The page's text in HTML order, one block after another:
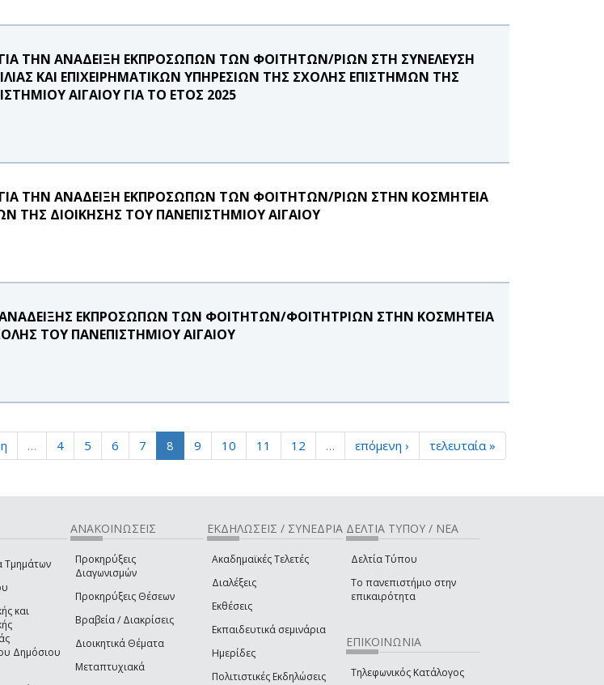
ΤΗΝ ΑΝΑΔΕΙΞΗ ΕΚΠΡΟΣΩΠΩΝ ΤΩΝ ΦΟΙΤΗΤΩΝ/ΡΙΩΝ ΣΤΗ ΣΥΝΕΛΕΥΣΗ
ΚΑΙ ΕΠΙΧΕΙΡΗΜΑΤΙΚΩΝ ΥΠΗΡΕΣΙΩΝ ΤΗΣ ΣΧΟΛΗΣ ΕΠΙΣΤΗΜΩΝ ΤΗΣ
ΑΙΓΑΙΟΥ ΓΙΑ ΤΟ ΕΤΟΣ 2025
ΤΗΝ ΑΝΑΔΕΙΞΗ ΕΚΠΡΟΣΩΠΩΝ ΤΩΝ ΦΟΙΤΗΤΩΝ/ΡΙΩΝ ΣΤΗΝ ΚΟΣΜΗΤΕΙΑ
ΤΗΣ ΔΙΟΙΚΗΣΗΣ ΤΟΥ ΠΑΝΕΠΙΣΤΗΜΙΟΥ ΑΙΓΑΙΟΥ
ΕΚΠΡΟΣΩΠΩΝ ΤΩΝ ΦΟΙΤΗΤΩΝ/ΦΟΙΤΗΤΡΙΩΝ ΣΤΗΝ ΚΟΣΜΗΤΕΙΑ
ΤΟΥ ΠΑΝΕΠΙΣΤΗΜΙΟΥ ΑΙΓΑΙΟΥ
… 4 5 6 7 8 9 10 11 12 … επόμενη › τελευταία »
Τμημάτων
και
Δημόσιου
ΑΝΑΚΟΙΝΩΣΕΙΣ
Προκηρύξεις
Διαγωνισμών
Προκηρύξεις Θέσεων
Βραβεία / Διακρίσεις
Διοικητικά Θέματα
Μεταπτυχιακά
ΕΚΔΗΛΩΣΕΙΣ / ΣΥΝΕΔΡΙΑ
Ακαδημαϊκές Τελετές
Διαλέξεις
Εκθέσεις
Εκπαιδευτικά σεμινάρια
Ημερίδες
Πολιτιστικές Εκδηλώσεις
ΔΕΛΤΙΑ ΤΥΠΟΥ / ΝΕΑ
Δελτία Τύπου
Το πανεπιστήμιο στην
επικαιρότητα
ΕΠΙΚΟΙΝΩΝΙΑ
Τηλεφωνικός Κατάλογος